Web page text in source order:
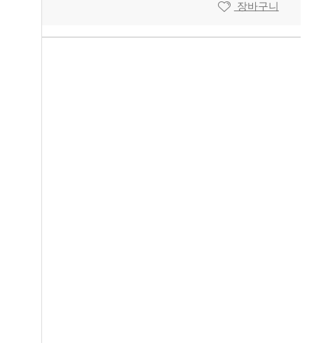
장바구니